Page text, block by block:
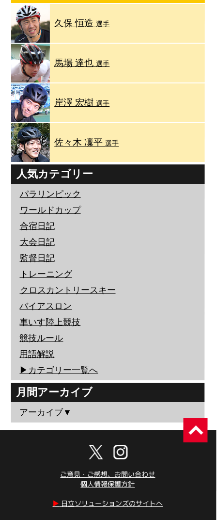
久保 恒造選手
馬場 達也選手
岸澤 宏樹選手
佐々木 凜平選手
人気カテゴリー
パラリンピック
ワールドカップ
合宿日記
大会日記
監督日記
トレーニング
クロスカントリースキー
バイアスロン
車いす陸上競技
競技ルール
用語解説
▶︎カテゴリー一覧へ
月間アーカイブ
アーカイブ▼
ご意見・ご感想、お問い合わせ
個人情報保護方針
▶︎ 日立ソリューションズのサイトへ